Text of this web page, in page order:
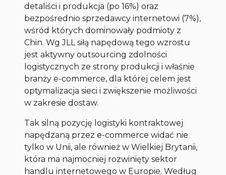
detaliści i produkcja (po 16%) oraz
bezpośrednio sprzedawcy internetowi (7%),
wśród których dominowały podmioty z
Chin. Wg JLL siłą napędową tego wzrostu
jest aktywny outsourcing zdolności
logistycznych ze strony produkcji i właśnie
branży e-commerce, dla której celem jest
optymalizacja sieci i zwiększenie możliwości
w zakresie dostaw.
Tak silną pozycję logistyki kontraktowej
napędzaną przez e-commerce widać nie
tylko w Unii, ale również w Wielkiej Brytanii,
która ma najmocniej rozwinięty sektor
handlu internetowego w Europie. Według